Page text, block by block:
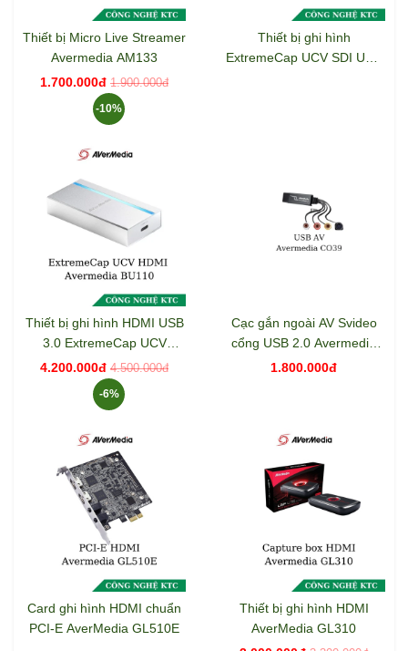
Thiết bị Micro Live Streamer
Avermedia AM133
1.700.000đ 1.900.000đ
-10%
Thiết bị ghi hình
ExtremeCap UCV SDI USB
Thiết bị ghi hình HDMI USB
3.0 ExtremeCap UCV
AVerMedia BU110
4.200.000đ 4.500.000đ
-6%
Cạc gắn ngoài AV Svideo
cổng USB 2.0 Avermedia
C039
1.800.000đ
Card ghi hình HDMI chuẩn
PCI-E AverMedia GL510E
Thiết bị ghi hình HDMI
AverMedia GL310